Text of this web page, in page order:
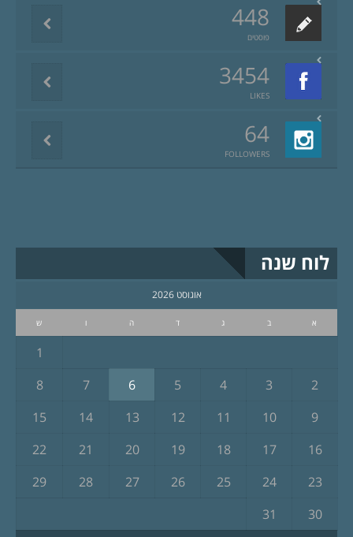
448
פוסטים
3454
LIKES
64
FOLLOWERS
לוח שנה
אוגוסט 2026
א ב ג ד ה ו ש
1
2
3
4
5
6
7
8
9
10
11
12
13
14
15
16
17
18
19
20
21
22
23
24
25
26
27
28
29
30
31